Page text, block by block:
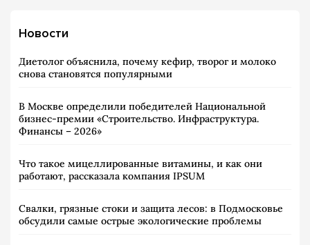
Новости
Диетолог объяснила, почему кефир, творог и молоко
снова становятся популярными
В Москве определили победителей Национальной
бизнес-премии «Строительство. Инфраструктура.
Финансы – 2026»
Что такое мицеллированные витамины, и как они
работают, рассказала компания IPSUM
Свалки, грязные стоки и защита лесов: в Подмосковье
обсудили самые острые экологические проблемы